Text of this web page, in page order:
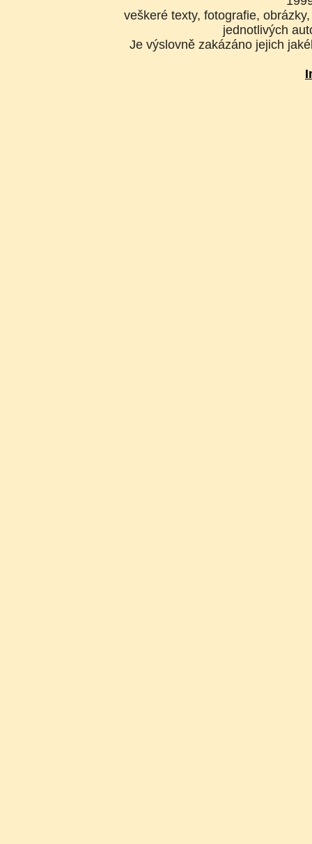
veškeré texty, fotografie,
jednotlivých
Je výslovně zakázáno jejich